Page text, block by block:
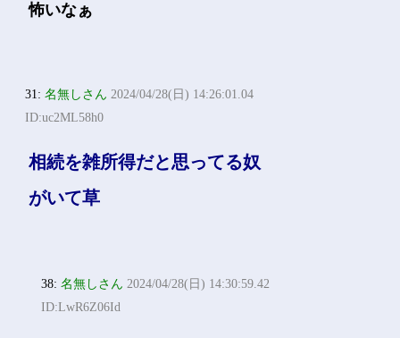
怖いなぁ
31:名無しさん 2024/04/28(日) 14:26:01.04
ID:uc2ML58h0
相続を雑所得だと思ってる奴
がいて草
38:名無しさん 2024/04/28(日) 14:30:59.42
ID:LwR6Z06Id